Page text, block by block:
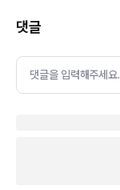
댓글
댓글을 입력해주세요.